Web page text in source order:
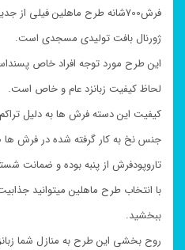
فرش700شانه طرح ماهلین فیلی
ژورنال بافت تولیدی مسجدی است.
این طرح مورد توجه افراد خاص
لحاظ کیفیت زبانزد عام و خاص است.
کیفیت این دسته فرش ها به دلیل تراکم2550 و وزن41کیلوگرم انها است.
جنس نخ به کار گرفته شده در فرش
تاروپودفرش از پنبه بوده و ضمانت
با انتخاب طرح ماهلین میتوانید
ببخشید.
روح بخشی این طرح به منازل شما